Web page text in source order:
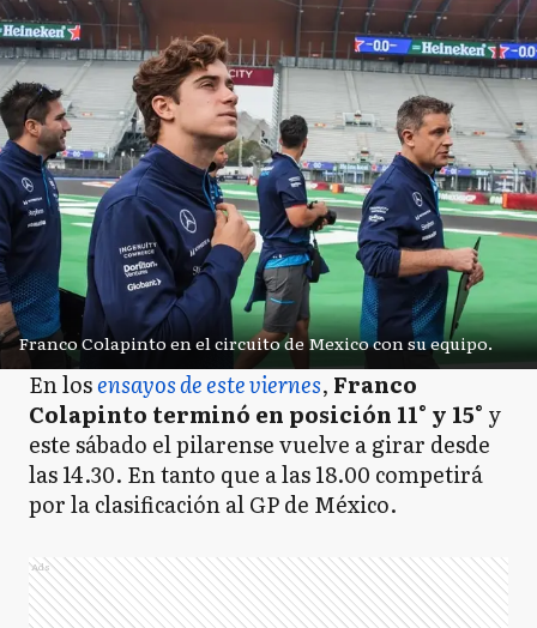
Franco Colapinto en el circuito de Mexico con su equipo.
En losensayos de este viernes, Franco
Colapinto terminó en posición 11° y 15° y
este sábado el pilarense vuelve a girar desde
las 14.30. En tanto que a las 18.00 competirá
por la clasificación al GP de México.
Ads